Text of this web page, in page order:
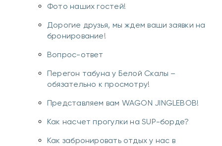
Фото наших гостей!
Дорогие друзья, мы ждем ваши заявки на
бронирование!
Вопрос-ответ
Перегон табуна у Белой Скалы –
обязательно к просмотру!
Представляем вам WAGON JINGLEBOB!
Как насчет прогулки на SUP-борде?
Как забронировать отдых у нас в